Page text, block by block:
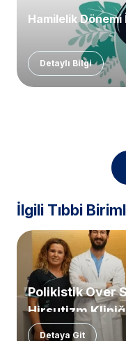
Hamilelik
Detaylı Bilgi
İlgili Tıbbi
Polikistik Over
Hirsutizm
Detaya Git